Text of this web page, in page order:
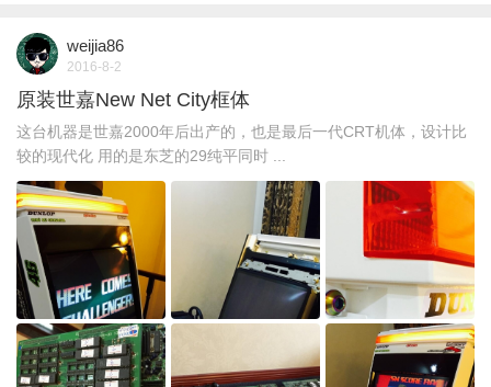
weijia86
2016-8-2
原装世嘉New Net City框体
这台机器是世嘉2000年后出产的，也是最后一代CRT机体，设计比
较的现代化 用的是东芝的29纯平同时 ...